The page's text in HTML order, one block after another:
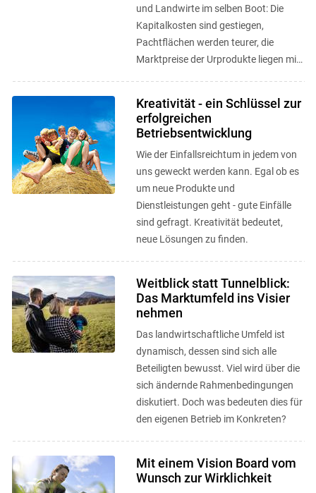
und Landwirte im selben Boot: Die
Kapitalkosten sind gestiegen,
Pachtflächen werden teurer, die
Marktpreise der Urprodukte liegen mit
Kreativität - ein Schlüssel zur
erfolgreichen
Betriebsentwicklung
Wie der Einfallsreichtum in jedem von
uns geweckt werden kann. Egal ob es
um neue Produkte und
Dienstleistungen geht - gute Einfälle
sind gefragt. Kreativität bedeutet,
neue Lösungen zu finden.
Weitblick statt Tunnelblick:
Das Marktumfeld ins Visier
nehmen
Das landwirtschaftliche Umfeld ist
dynamisch, dessen sind sich alle
Beteiligten bewusst. Viel wird über die
sich ändernde Rahmenbedingungen
diskutiert. Doch was bedeuten dies für
den eigenen Betrieb im Konkreten?
Mit einem Vision Board vom
Wunsch zur Wirklichkeit